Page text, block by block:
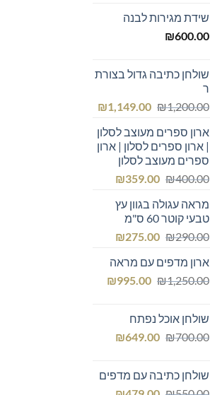
שידת מגירות לבנה
₪600.00
שולחן כתיבה גדול בצורת
ר
₪1,200.00
המחיר
היה:
₪1,200.00.
₪1,149.00
המחיר
הוא:
₪1,149.00.
ארון ספרים מעוצב לסלון
| ארון ספרים לסלון | ארון
ספרים מעוצב לסלון
₪400.00
המחיר
היה:
₪400.00.
₪359.00
המחיר
הוא:מראה עגולה בגוון עץ
טבעי קוטר 60 ס"מ
₪290.00
המחיר
היה:
₪290.00.
₪275.00
המחיר
הוא:
₪275.00.
ארון מדפים עם מראה
₪1,250.00
המחיר
₪1,250.00.
₪995.00
המחיר
שולחן אוכל נפתח
₪700.00
המחיר
₪700.00.
₪649.00
המחיר
₪649.00.שולחן כתיבה עם מדפים